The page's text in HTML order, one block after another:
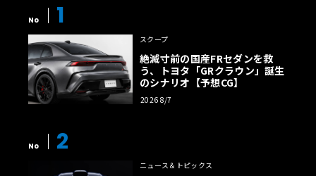
No 1
スクープ
絶滅寸前の国産FRセダンを救
う、トヨタ「GRクラウン」誕生
のシナリオ【予想CG】
2026 8/7
No 2
ニュース＆トピックス